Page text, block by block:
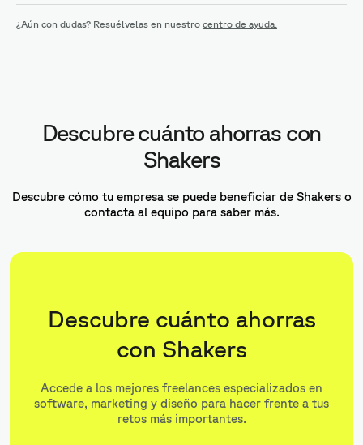
¿Aún con dudas? Resuélvelas en nuestro centro de ayuda.
Descubre cuánto ahorras con
Shakers
Descubre cómo tu empresa se puede beneficiar de Shakers o
contacta al equipo para saber más.
Descubre cuánto ahorras
con Shakers
Accede a los mejores freelances especializados en
software, marketing y diseño para hacer frente a tus
retos más importantes.